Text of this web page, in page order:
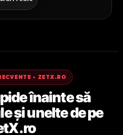
• ZETX.RO
înainte să
și unelte de pe